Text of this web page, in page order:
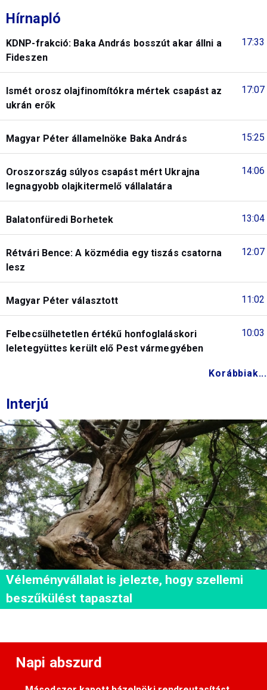
Hírnapló
17:33
KDNP-frakció: Baka András bosszút akar állni a
Fideszen
17:07
Ismét orosz olajfinomítókra mértek csapást az
ukrán erők
15:25
Magyar Péter államelnöke Baka András
14:06
Oroszország súlyos csapást mért Ukrajna
legnagyobb olajkitermelő vállalatára
13:04
Balatonfüredi Borhetek
12:07
Rétvári Bence: A közmédia egy tiszás csatorna
lesz
11:02
Magyar Péter választott
10:03
Felbecsülhetetlen értékű honfoglaláskori
leletegyüttes került elő Pest vármegyében
Korábbiak...
Interjú
Véleményvállalat is jelezte, hogy szellemi
beszűkülést tapasztal
Napi abszurd